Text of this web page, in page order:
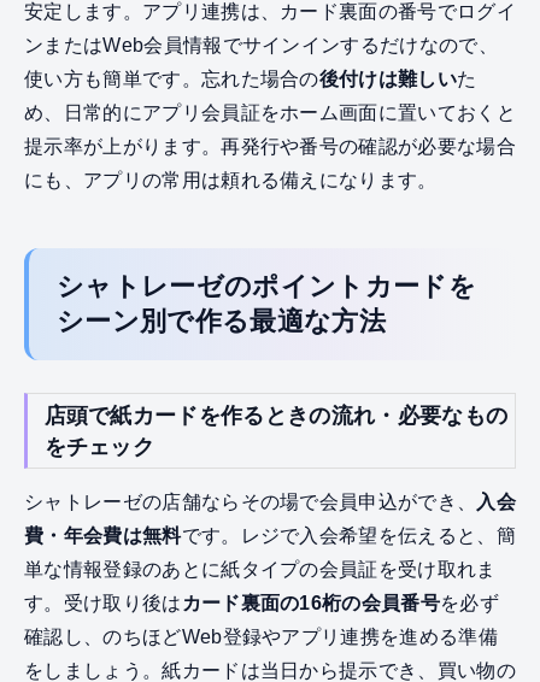
安定します。アプリ連携は、カード裏面の番号でログイ
ンまたはWeb会員情報でサインインするだけなので、
使い方も簡単です。忘れた場合の後付けは難しいた
め、日常的にアプリ会員証をホーム画面に置いておくと
提示率が上がります。再発行や番号の確認が必要な場合
にも、アプリの常用は頼れる備えになります。
シャトレーゼのポイントカードを
シーン別で作る最適な方法
店頭で紙カードを作るときの流れ・必要なもの
をチェック
シャトレーゼの店舗ならその場で会員申込ができ、
入会
費・年会費は無料です。レジで入会希望を伝えると、簡
単な情報登録のあとに紙タイプの会員証を受け取れま
す。受け取り後は カード裏面の16桁の会員番号を必ず
確認し、のちほどWeb登録やアプリ連携を進める準備
をしましょう。紙カードは当日から提示でき、買い物の